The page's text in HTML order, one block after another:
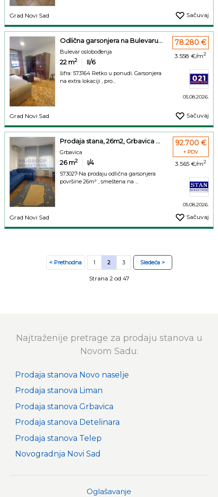
Grad Novi Sad Sačuvaj
Odlična garsonjera na Bulevaru...
Bulevar oslobođenja
22 m2 II/6
šifra: 573164 Retko u ponudi. Garsonjera
na extra lokaciji , pro...
78.280 €
3.558 €/m2
05.08.2026.
Grad Novi Sad Sačuvaj
Prodaja stana, 26m2, Grbavica ...
Grbavica
26m2 I/4
573027-Na prodaju odlična garsonjera
površine 26m² , smeštena na ...
92.700 €
+ PDV
3.565 €/m2
05.08.2026.
Grad Novi Sad Sačuvaj
< Prethodna 1 2 3 Sledeća >
Strana 2 od 47
Najtraženije pretrage za prodaju stanova u
Novom Sadu:
Prodaja stanova Novo naselje
Prodaja stanova Liman
Prodaja stanova Grbavica
Prodaja stanova Detelinara
Prodaja stanova Telep
Novogradnja Novi Sad
Oglašavanje